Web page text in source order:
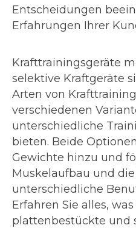
Entscheidungen
Erfahrungen Ihrer
Krafttrainingsgeräte
selektive Kraftgeräte
Arten von
verschiedenen
unterschiedliche
bieten. Beide
Gewichte hinzu und
Muskelaufbau und
unterschiedliche
Erfahren Sie alles,
plattenbestückte und